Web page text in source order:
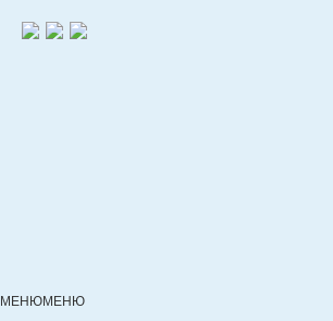
МЕНЮМЕНЮ